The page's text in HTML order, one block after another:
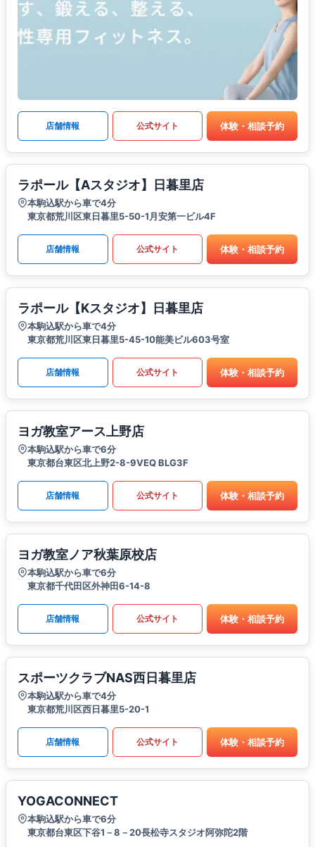
店舗情報 公式サイト 体験・相談予約
ラポール【Aスタジオ】日暮里店
本駒込駅から車で4分
東京都荒川区東日暮里5-50-1月安第一ビル4F
店舗情報 公式サイト 体験・相談予約
ラポール【Kスタジオ】日暮里店
本駒込駅から車で4分
東京都荒川区東日暮里5-45-10能美ビル603号室
店舗情報 公式サイト 体験・相談予約
ヨガ教室アース上野店
本駒込駅から車で6分
東京都台東区北上野2-8-9VEQ BLG3F
店舗情報 公式サイト 体験・相談予約
ヨガ教室ノア秋葉原校店
本駒込駅から車で6分
東京都千代田区外神田6-14-8
店舗情報 公式サイト 体験・相談予約
スポーツクラブNAS西日暮里店
本駒込駅から車で4分
東京都荒川区西日暮里5-20-1
店舗情報 公式サイト 体験・相談予約
YOGACONNECT
本駒込駅から車で6分
東京都台東区下谷1－8－20長松寺スタジオ阿弥陀2階